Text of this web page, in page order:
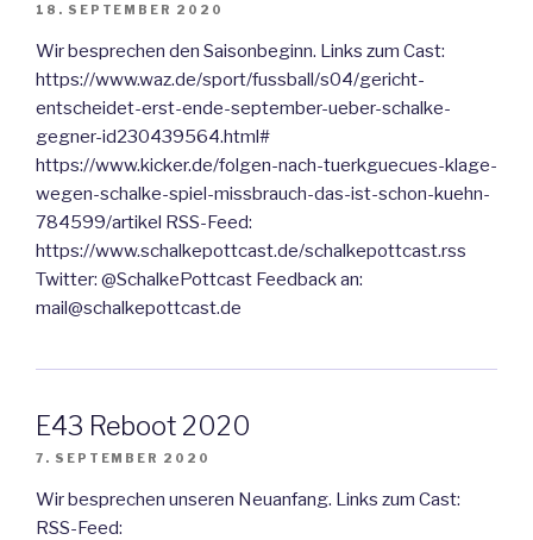
18. SEPTEMBER 2020
Wir besprechen den Saisonbeginn. Links zum Cast:
https://www.waz.de/sport/fussball/s04/gericht-
entscheidet-erst-ende-september-ueber-schalke-
gegner-id230439564.html#
https://www.kicker.de/folgen-nach-tuerkguecues-klage-
wegen-schalke-spiel-missbrauch-das-ist-schon-kuehn-
784599/artikel RSS-Feed:
https://www.schalkepottcast.de/schalkepottcast.rss
Twitter: @SchalkePottcast Feedback an:
mail@schalkepottcast.de
E43 Reboot 2020
7. SEPTEMBER 2020
Wir besprechen unseren Neuanfang. Links zum Cast:
RSS-Feed: